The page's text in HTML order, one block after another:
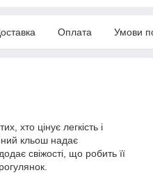
Оплата Умови
хто цінує легкість і
кльош надає
свіжості, що робить її